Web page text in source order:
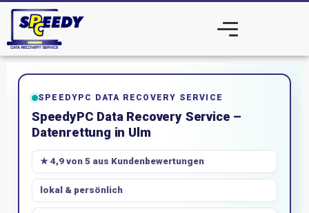
SPEEDYPC DATA RECOVERY SERVICE
SpeedyPC Data Recovery Service –
Datenrettung in Ulm
★ 4,9 von 5 aus Kundenbewertungen
lokal & persönlich